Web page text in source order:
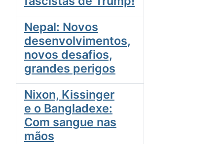
Nepal: Novos
desenvolvimentos,
novos desafios,
grandes perigos
Nixon, Kissinger
e o Bangladexe:
Com sangue nas
mãos